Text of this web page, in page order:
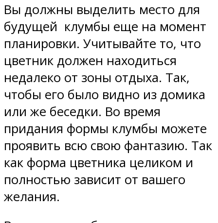
Вы должны выделить место для
будущей клумбы еще на момент
планировки. Учитывайте то, что
цветник должен находиться
недалеко от зоны отдыха. Так,
чтобы его было видно из домика
или же беседки. Во время
придания формы клумбы можете
проявить всю свою фантазию. Так
как форма цветника целиком и
полностью зависит от вашего
желания.